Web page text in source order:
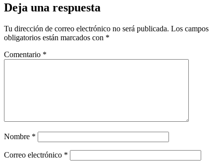
Deja una respuesta
Tu dirección de correo electrónico no será publicada. Los campos
obligatorios están marcados con *
Comentario *
Nombre *
Correo electrónico *